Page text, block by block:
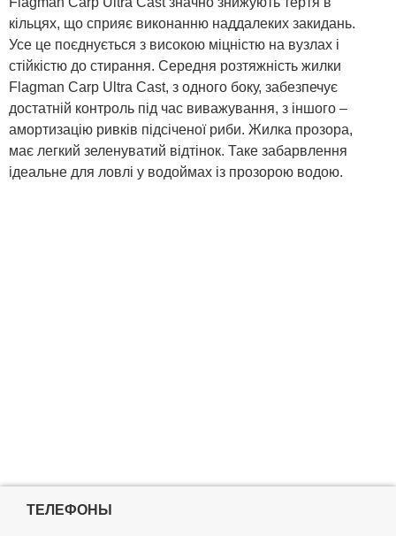
кільцях, що сприяє виконанню наддалеких закидань.
Усе це поєднується з високою міцністю на вузлах і
стійкістю до стирання. Середня розтяжність жилки
Flagman Carp Ultra Cast, з одного боку, забезпечує
достатній контроль під час виважування, з іншого –
амортизацію ривків підсіченої риби. Жилка прозора,
має легкий зеленуватий відтінок. Таке забарвлення
ідеальне для ловлі у водоймах із прозорою водою.
ТЕЛЕФОНЫ